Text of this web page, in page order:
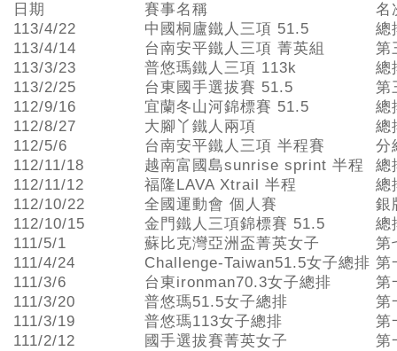
日期 賽事名稱
名
113/4/22
中國桐廬鐵人三項 51.5
總
113/4/14
台南安平鐵人三項 菁英組
第
113/3/23
普悠瑪鐵人三項 113k
總
113/2/25
台東國手選拔賽 51.5
第
112/9/16
宜蘭冬山河錦標賽 51.5
總
112/8/27
大腳丫鐵人兩項
總
112/5/6
台南安平鐵人三項 半程賽
分
112/11/18
越南富國島sunrise sprint 半程
總
112/11/12
福隆LAVA Xtrail 半程
總
112/10/22
全國運動會 個人賽
銀
112/10/15
金門鐵人三項錦標賽 51.5
總
111/5/1
蘇比克灣亞洲盃菁英女子
第
111/4/24
Challenge-Taiwan51.5女子總排 第
111/3/6
台東ironman70.3女子總排
第
111/3/20
普悠瑪51.5女子總排
第
111/3/19
普悠瑪113女子總排
第
111/2/12
國手選拔賽菁英女子
第